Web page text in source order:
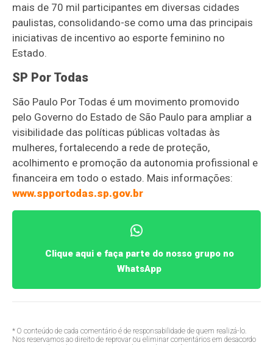
mais de 70 mil participantes em diversas cidades
paulistas, consolidando-se como uma das principais
iniciativas de incentivo ao esporte feminino no
Estado.
SP Por Todas
São Paulo Por Todas é um movimento promovido
pelo Governo do Estado de São Paulo para ampliar a
visibilidade das políticas públicas voltadas às
mulheres, fortalecendo a rede de proteção,
acolhimento e promoção da autonomia profissional e
financeira em todo o estado. Mais informações:
www.spportodas.sp.gov.br
Clique aqui e faça parte do nosso grupo no
WhatsApp
* O conteúdo de cada comentário é de responsabilidade de quem realizá-lo.
Nos reservamos ao direito de reprovar ou eliminar comentários em desacordo